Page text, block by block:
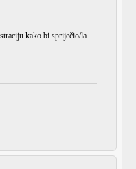
kako bi spriječio/la